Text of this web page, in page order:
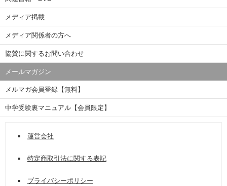
メディア掲載
メディア関係者の方へ
協賛に関するお問い合わせ
メールマガジン
メルマガ会員登録【無料】
中学受験裏マニュアル【会員限定】
運営会社
特定商取引法に関する表記
プライバシーポリシー